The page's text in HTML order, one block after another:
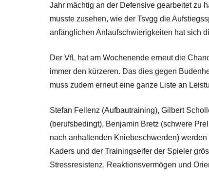
Jahr mächtig an der Defensive gearbeitet zu
musste zusehen, wie der Tsvgg die
anfänglichen Anlaufschwierigkeiten hat sich
Der VfL hat am Wochenende erneut die
immer den kürzeren. Das dies gegen
muss zudem erneut eine ganze Liste an
Stefan Fellenz (Aufbautraining), Gilbert
(berufsbedingt), Benjamin Bretz (schwere
nach anhaltenden Kniebeschwerden)
Kaders und der Trainingseifer der Spieler
Stressresistenz, Reaktionsvermögen und